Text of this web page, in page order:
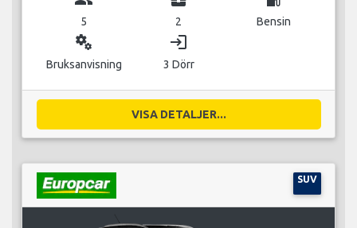
5 2 Bensin
miscellaneous_services
Bruksanvisning
login
3 Dörr
VISA DETALJER...
SUV